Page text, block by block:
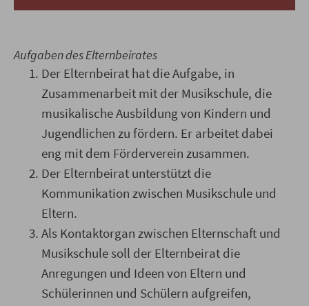
Aufgaben des Elternbeirates
Der Elternbeirat hat die Aufgabe, in
Zusammenarbeit mit der Musikschule, die
musikalische Ausbildung von Kindern und
Jugendlichen zu fördern. Er arbeitet dabei
eng mit dem Förderverein zusammen.
Der Elternbeirat unterstützt die
Kommunikation zwischen Musikschule und
Eltern.
Als Kontaktorgan zwischen Elternschaft und
Musikschule soll der Elternbeirat die
Anregungen und Ideen von Eltern und
Schülerinnen und Schülern aufgreifen,